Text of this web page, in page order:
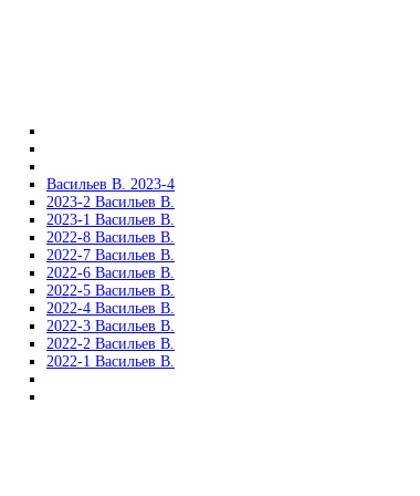
Васильев В. 2023-4
2023-2 Васильев В.
2023-1 Васильев В.
2022-8 Васильев В.
2022-7 Васильев В.
2022-6 Васильев В.
2022-5 Васильев В.
2022-4 Васильев В.
2022-3 Васильев В.
2022-2 Васильев В.
2022-1 Васильев В.